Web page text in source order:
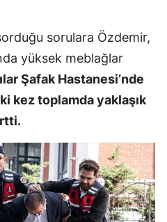
sorulara Özdemir,
yüksek meblağlar
Şafak Hastanesi’nde
kez toplamda yaklaşık